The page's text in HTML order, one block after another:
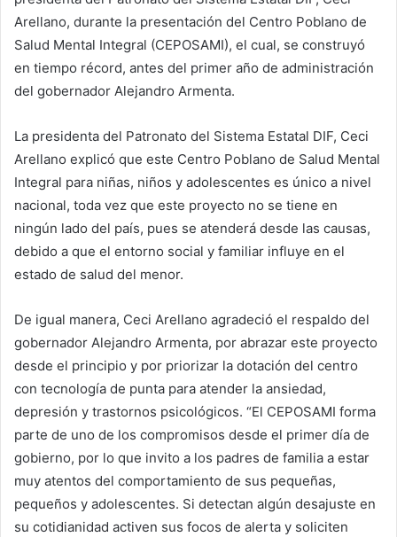
Arellano, durante la presentación del Centro Poblano de
Salud Mental Integral (CEPOSAMI), el cual, se construyó
en tiempo récord, antes del primer año de administración
del gobernador Alejandro Armenta.
La presidenta del Patronato del Sistema Estatal DIF, Ceci
Arellano explicó que este Centro Poblano de Salud Mental
Integral para niñas, niños y adolescentes es único a nivel
nacional, toda vez que este proyecto no se tiene en
ningún lado del país, pues se atenderá desde las causas,
debido a que el entorno social y familiar influye en el
estado de salud del menor.
De igual manera, Ceci Arellano agradeció el respaldo del
gobernador Alejandro Armenta, por abrazar este proyecto
desde el principio y por priorizar la dotación del centro
con tecnología de punta para atender la ansiedad,
depresión y trastornos psicológicos. “El CEPOSAMI forma
parte de uno de los compromisos desde el primer día de
gobierno, por lo que invito a los padres de familia a estar
muy atentos del comportamiento de sus pequeñas,
pequeños y adolescentes. Si detectan algún desajuste en
su cotidianidad activen sus focos de alerta y soliciten